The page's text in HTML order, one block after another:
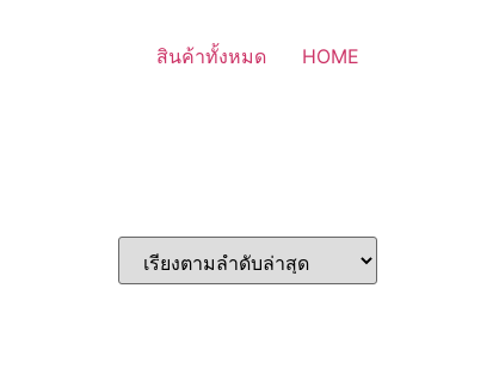
สินค้าทั้งหมด HOME